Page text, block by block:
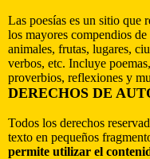
Las poesías es un sitio que
los mayores compendios
animales, frutas, lugares,
verbos, etc. Incluye
proverbios, reflexiones y
DERECHOS DE
Todos los derechos
texto en pequeños
permite utilizar el